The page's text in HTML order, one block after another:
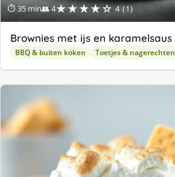
⏱ 35 min👥 4★★★★☆ 4 (1)
Brownies met ijs en karamelsaus
BBQ & buiten koken Toetjes & nagerechten